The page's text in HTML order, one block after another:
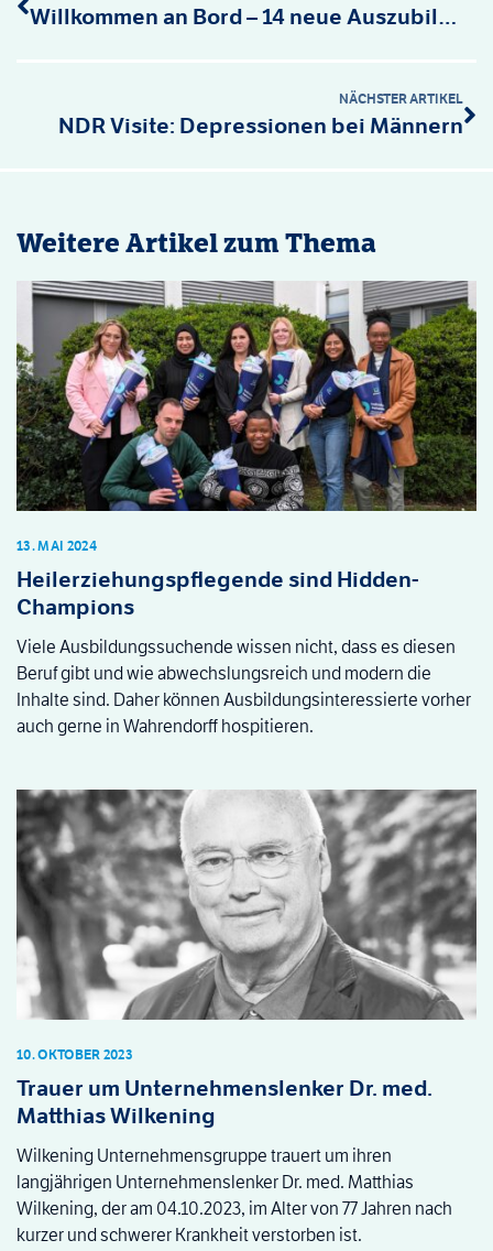
Willkommen an Bord – 14 neue Auszubildende starten in die Pflege
NÄCHSTER ARTIKEL
NDR Visite: Depressionen bei Männern
Weitere Artikel zum Thema
Heilerziehungspflegende sind Hidden-
Champions
13. MAI 2024
Viele Ausbildungssuchende wissen nicht, dass es diesen
Beruf gibt und wie abwechslungsreich und modern die
Inhalte sind. Daher können Ausbildungsinteressierte vorher
auch gerne in Wahrendorff hospitieren.
Trauer um Unternehmenslenker Dr. med.
Matthias Wilkening
10. OKTOBER 2023
Wilkening Unternehmensgruppe trauert um ihren
langjährigen Unternehmenslenker Dr. med. Matthias
Wilkening, der am 04.10.2023, im Alter von 77 Jahren nach
kurzer und schwerer Krankheit verstorben ist.